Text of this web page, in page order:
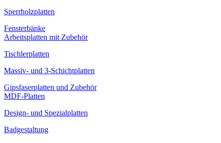
Sperrholzplatten
Fensterbänke
Arbeitsplatten mit Zubehör
Tischlerplatten
Massiv- und 3-Schichtplatten
Gipsfaserplatten und Zubehör
MDF-Platten
Design- und Spezialplatten
Badgestaltung